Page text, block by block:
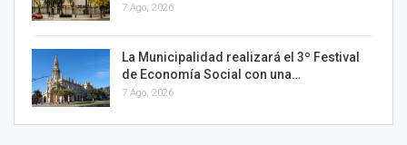
7 Ago, 2026
La Municipalidad realizará el 3º Festival
de Economía Social con una…
7 Ago, 2026